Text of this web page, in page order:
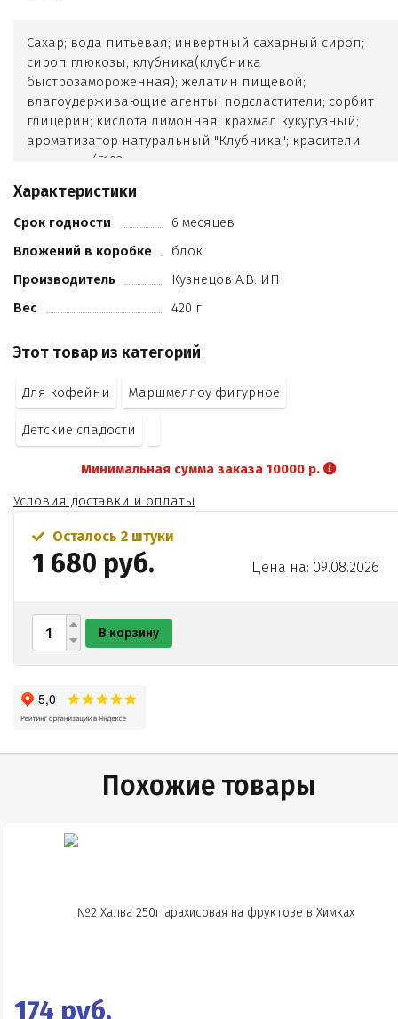
Сахар; вода питьевая; инвертный сахарный сироп;
сироп глюкозы; клубника(клубника
быстрозамороженная); желатин пищевой;
влагоудерживающие агенты; подсластители; сорбит
глицерин; кислота лимонная; крахмал кукурузный;
ароматизатор натуральный "Клубника"; красители
пищевые (Е102
Е122
Е124
Е151).
Характеристики
Срок годности
6 месяцев
Вложений в коробке
блок
Производитель
Кузнецов А.В. ИП
Вес
420 г
Этот товар из категорий
Для кофейни Маршмеллоу фигурное
Детские сладости
Минимальная сумма заказа 10000 р.
Условия доставки и оплаты
Осталось 2 штуки
1 680 руб. Цена на: 09.08.2026
В корзину
Похожие товары
174 руб.